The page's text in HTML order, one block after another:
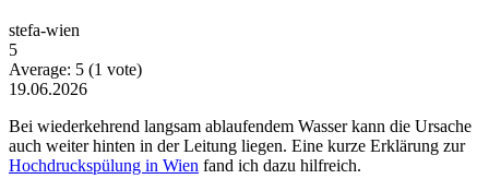
stefa-wien
5
Average: 5 (1 vote)
19.06.2026
Bei wiederkehrend langsam ablaufendem Wasser kann die Ursache
auch weiter hinten in der Leitung liegen. Eine kurze Erklärung zur
Hochdruckspülung in Wien fand ich dazu hilfreich.